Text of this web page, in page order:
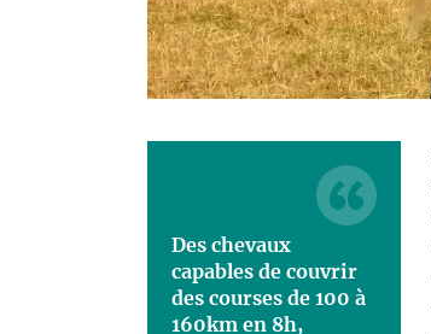
Des chevaux
capables de couvrir
des courses de 100 à
160km en 8h,